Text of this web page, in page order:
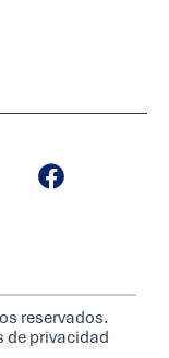
reservados.
de privacidad